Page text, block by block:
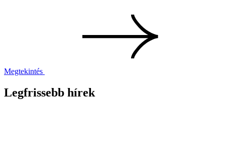
Megtekintés
Legfrissebb hírek